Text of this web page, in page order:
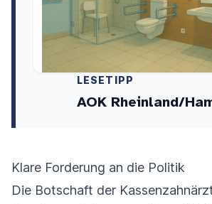
LESETIPP
AOK Rheinland/
Klare Forderung an die Politik
Die Botschaft der